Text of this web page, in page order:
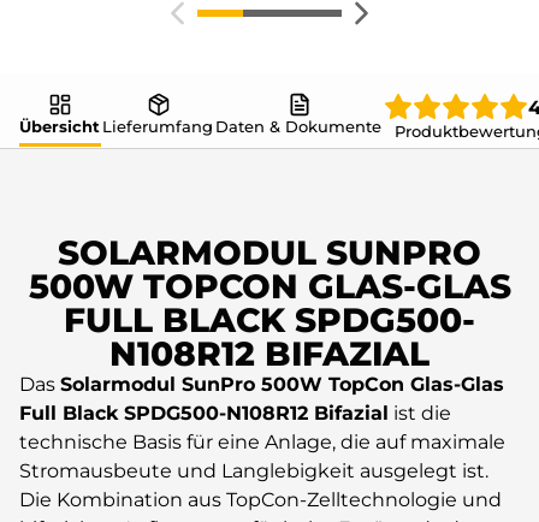
Übersicht Lieferumfang Daten & Dokumente
SOLARMODUL SUNPRO
500W TOPCON GLAS-GLAS
FULL BLACK SPDG500-
N108R12 BIFAZIAL
Das Solarmodul SunPro 500W TopCon Glas-Glas
Full Black SPDG500-N108R12 Bifazial ist die
technische Basis für eine Anlage, die auf maximale
Stromausbeute und Langlebigkeit ausgelegt ist.
Die Kombination aus TopCon-Zelltechnologie und